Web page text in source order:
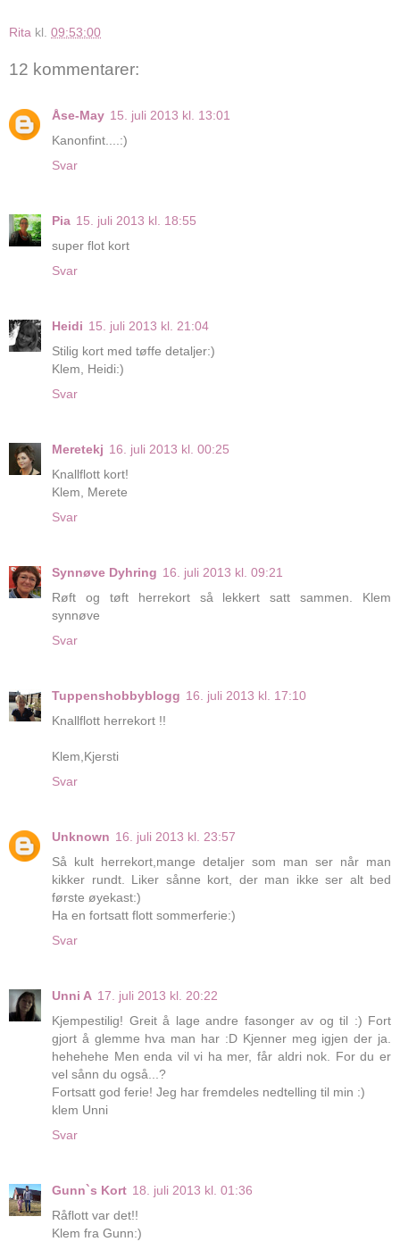
Rita kl. 09:53:00
12 kommentarer:
Åse-May 15. juli 2013 kl. 13:01
Kanonfint....:)
Svar
Pia 15. juli 2013 kl. 18:55
super flot kort
Svar
Heidi 15. juli 2013 kl. 21:04
Stilig kort med tøffe detaljer:)
Klem, Heidi:)
Svar
Meretekj 16. juli 2013 kl. 00:25
Knallflott kort!
Klem, Merete
Svar
Synnøve Dyhring 16. juli 2013 kl. 09:21
Røft og tøft herrekort så lekkert satt sammen. Klem
synnøve
Svar
Tuppenshobbyblogg 16. juli 2013 kl. 17:10
Knallflott herrekort !!
Klem,Kjersti
Svar
Unknown 16. juli 2013 kl. 23:57
Så kult herrekort,mange detaljer som man ser når man
kikker rundt. Liker sånne kort, der man ikke ser alt bed
første øyekast:)
Ha en fortsatt flott sommerferie:)
Svar
Unni A 17. juli 2013 kl. 20:22
Kjempestilig! Greit å lage andre fasonger av og til :) Fort
gjort å glemme hva man har :D Kjenner meg igjen der ja.
hehehehe Men enda vil vi ha mer, får aldri nok. For du er
vel sånn du også...?
Fortsatt god ferie! Jeg har fremdeles nedtelling til min :)
klem Unni
Svar
Gunn`s Kort 18. juli 2013 kl. 01:36
Råflott var det!!
Klem fra Gunn:)